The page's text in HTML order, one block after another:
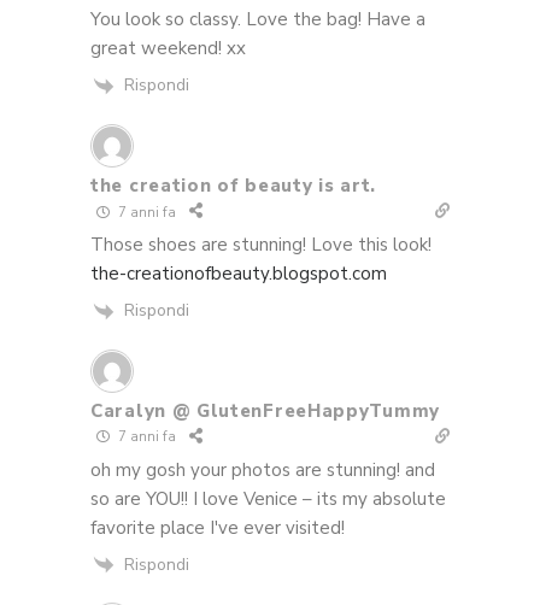
You look so classy. Love the bag! Have a
great weekend! xx
Rispondi
the creation of beauty is art.
7 anni fa
Those shoes are stunning! Love this look!
the-creationofbeauty.blogspot.com
Rispondi
Caralyn @ GlutenFreeHappyTummy
7 anni fa
oh my gosh your photos are stunning! and
so are YOU!! I love Venice – its my absolute
favorite place I've ever visited!
Rispondi